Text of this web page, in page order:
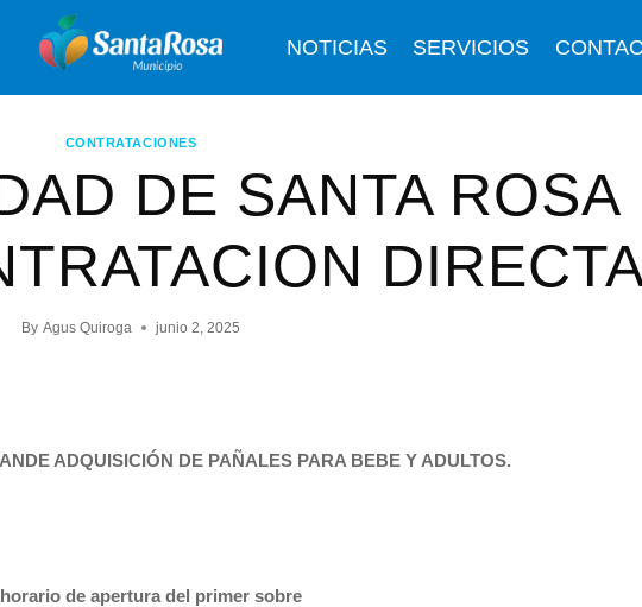
NOTICIAS SERVICIOS
CONTRATACIONES
DE SANTA ROSA
By Agus Quiroga junio 2, 2025
ADQUISICIÓN DE PAÑALES PARA BEBE Y ADULTOS.
de apertura del primer sobre